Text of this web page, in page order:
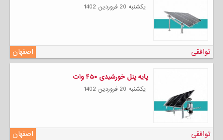
يكشنبه 20 فروردين 1402
اصفهان توافقی
پایه پنل خورشیدی ۴۵۰ وات
يكشنبه 20 فروردين 1402
اصفهان توافقی